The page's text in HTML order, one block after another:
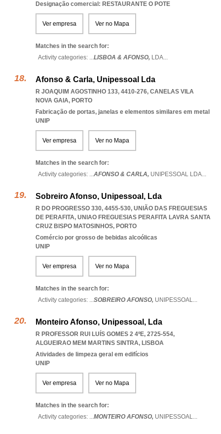
Designação comercial: RESTAURANTE O POTE
Ver empresa Ver no Mapa
Matches in the search for:
Activity categories: ...LISBOA & AFONSO, LDA...
Afonso & Carla, Unipessoal Lda
R JOAQUIM AGOSTINHO 133, 4410-276, CANELAS VILA
NOVA GAIA, PORTO
Fabricação de portas, janelas e elementos similares em metal
UNIP
Ver empresa Ver no Mapa
Matches in the search for:
Activity categories: ...AFONSO & CARLA, UNIPESSOAL LDA...
Sobreiro Afonso, Unipessoal, Lda
R DO PROGRESSO 330, 4455-530, UNIÃO DAS FREGUESIAS
DE PERAFITA, UNIAO FREGUESIAS PERAFITA LAVRA SANTA
CRUZ BISPO MATOSINHOS, PORTO
Comércio por grosso de bebidas alcoólicas
UNIP
Ver empresa Ver no Mapa
Matches in the search for:
Activity categories: ...SOBREIRO AFONSO, UNIPESSOAL...
Monteiro Afonso, Unipessoal, Lda
R PROFESSOR RUI LUÍS GOMES 2 4ºE, 2725-554,
ALGUEIRAO MEM MARTINS SINTRA, LISBOA
Atividades de limpeza geral em edifícios
UNIP
Ver empresa Ver no Mapa
Matches in the search for:
Activity categories: ...MONTEIRO AFONSO, UNIPESSOAL...